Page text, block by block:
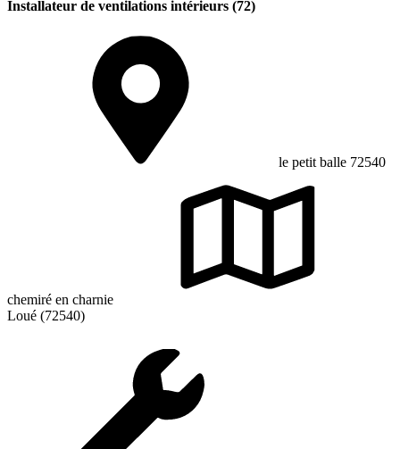
Installateur de ventilations intérieurs (72)
le petit balle 72540
chemiré en charnie
Loué (72540)